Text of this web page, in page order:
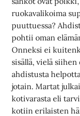
ruokavalikoima
puuttuessa?
pohtii oman
Onneksi ei
sisällä, vielä
ahdistusta
jotain. Martat
kotivarasta eli
kotiin erilaisten